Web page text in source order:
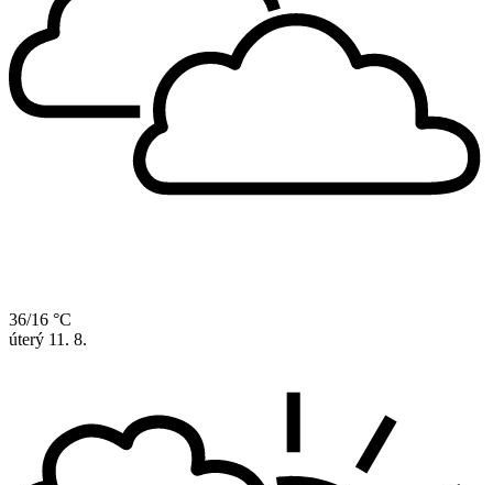
36/16 °C
úterý 11. 8.